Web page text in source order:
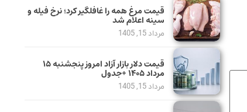
قیمت مرغ همه را غافلگیر کرد؛ نرخ فیله و
سینه اعلام شد
مرداد 15, 1405
قیمت دلار بازار آزاد امروز پنجشنبه ۱۵
مرداد ۱۴۰۵ +جدول
مرداد 15, 1405